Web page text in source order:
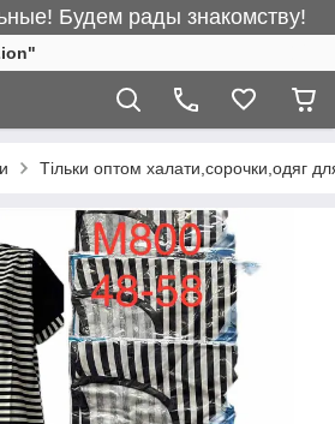
Будем рады знакомству!
Тільки оптом халати,сорочки,одяг